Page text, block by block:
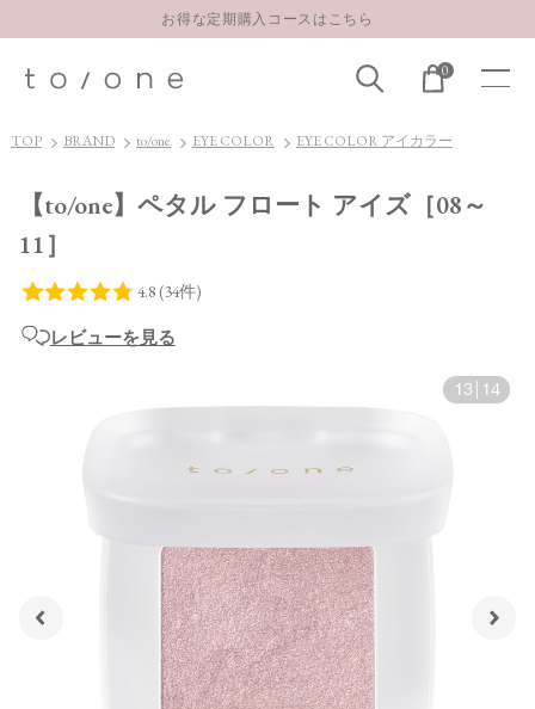
お得な定期購入コースはこちら
【重要】お盆期間中のお問い合わせと商品配送に関しまして
お得な定期購入コースはこちら
0
TOP BRAND to/one EYE COLOR EYE COLOR アイカラー
【to/one】ペタル フロート アイズ［08～
11］
レビューを見る
13 14